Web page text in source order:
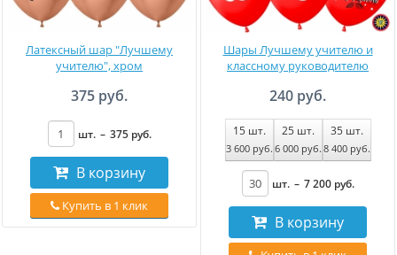
Латексный шар "Лучшему
учителю", хром
375 руб.
шт. – 375 руб.
В корзину
Купить в 1 клик
Шары Лучшему учителю и
классному руководителю
240 руб.
15шт.
3 600 руб.
25шт.
6 000 руб.
35шт.
8 400 руб.
шт. – 7 200 руб.
В корзину